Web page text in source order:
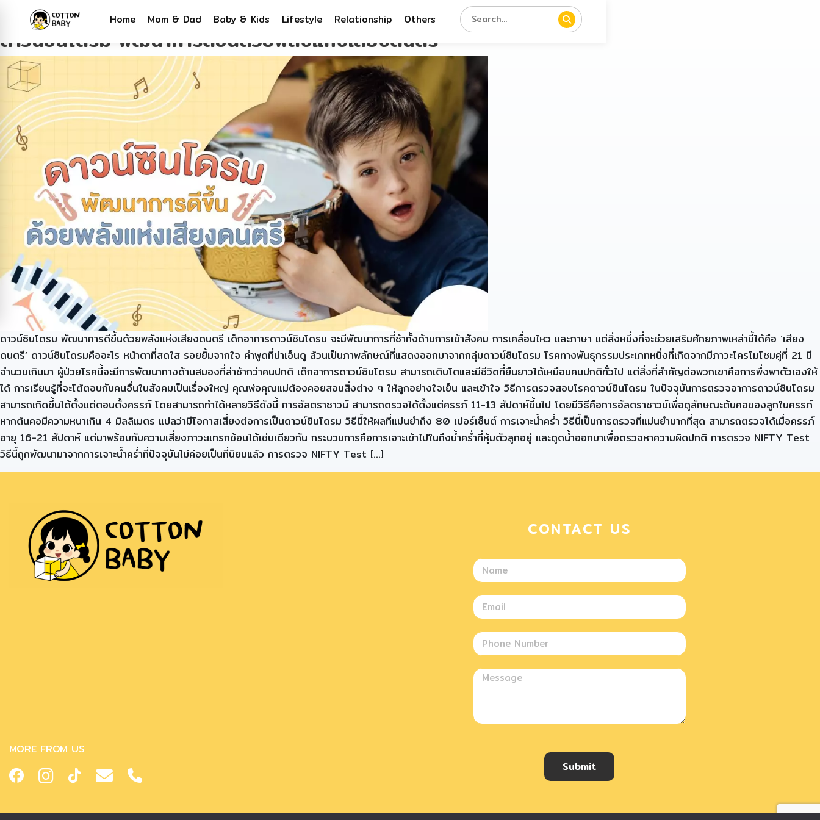
Home Mom & Dad Baby & Kids Lifestyle Relationship Others
Tag:ดาวน์ซินโดรม
ดาวน์ซินโดรม พัฒนาการดีขึ้นด้วยพลังแห่งเสียงดนตรี
ดาวน์ซินโดรม พัฒนาการดีขึ้นด้วยพลังแห่งเสียงดนตรี เด็กอาการดาวน์ซินโดรม จะมีพัฒนาการที่ช้าทั้งด้านการเข้าสังคม การเคลื่อนไหว และภาษา แต่สิ่งหนึ่งที่จะช่วยเสริมศักยภาพเหล่านี้ได้คือ ‘เสียง
ดนตรี’ ดาวน์ซินโดรมคืออะไร หน้าตาที่สดใส รอยยิ้มจากใจ คำพูดที่น่าเอ็นดู ล้วนเป็นภาพลักษณ์ที่แสดงออกมาจากกลุ่มดาวน์ซินโดรม โรคทางพันธุกรรมประเภทหนึ่งที่เกิดจากมีภาวะโครโมโซมคู่ที่ 21 มี
จำนวนเกินมา ผู้ป่วยโรคนี้จะมีการพัฒนาทางด้านสมองที่ล่าช้ากว่าคนปกติ เด็กอาการดาวน์ซินโดรม สามารถเติบโตและมีชีวิตที่ยืนยาวได้เหมือนคนปกติทั่วไป แต่สิ่งที่สำคัญต่อพวกเขาคือการพึ่งพาตัวเองให้
ได้ การเรียนรู้ที่จะโต้ตอบกับคนอื่นในสังคมเป็นเรื่องใหญ่ คุณพ่อคุณแม่ต้องคอยสอนสิ่งต่าง ๆ ให้ลูกอย่างใจเย็น และเข้าใจ วิธีการตรวจสอบโรคดาวน์ซินโดรม ในปัจจุบันการตรวจอาการดาวน์ซินโดรม
สามารถเกิดขึ้นได้ตั้งแต่ตอนตั้งครรภ์ โดยสามารถทำได้หลายวิธีดังนี้ การอัลตราซาวน์ สามารถตรวจได้ตั้งแต่ครรภ์ 11-13 สัปดาห์ขึ้นไป โดยมีวิธีคือการอัลตราซาวน์เพื่อดูลักษณะต้นคอของลูกในครรภ์
หากต้นคอมีความหนาเกิน 4 มิลลิเมตร แปลว่ามีโอกาสเสี่ยงต่อการเป็นดาวน์ซินโดรม วิธีนี้ให้ผลที่แม่นยำถึง 80 เปอร์เซ็นต์ การเจาะน้ำคร่ำ วิธีนี้เป็นการตรวจที่แม่นยำมากที่สุด สามารถตรวจได้เมื่อครรภ์
อายุ 16-21 สัปดาห์ แต่มาพร้อมกับความเสี่ยงภาวะแทรกซ้อนได้เช่นเดียวกัน กระบวนการคือการเจาะเข้าไปในถึงน้ำคร่ำที่หุ้มตัวลูกอยู่ และดูดน้ำออกมาเพื่อตรวจหาความผิดปกติ การตรวจ NIFTY Test
วิธีนี้ถูกพัฒนามาจากการเจาะน้ำคร่ำที่ปัจจุบันไม่ค่อยเป็นที่นิยมแล้ว การตรวจ NIFTY Test […]
MORE FROM US
CONTACT US
Submit